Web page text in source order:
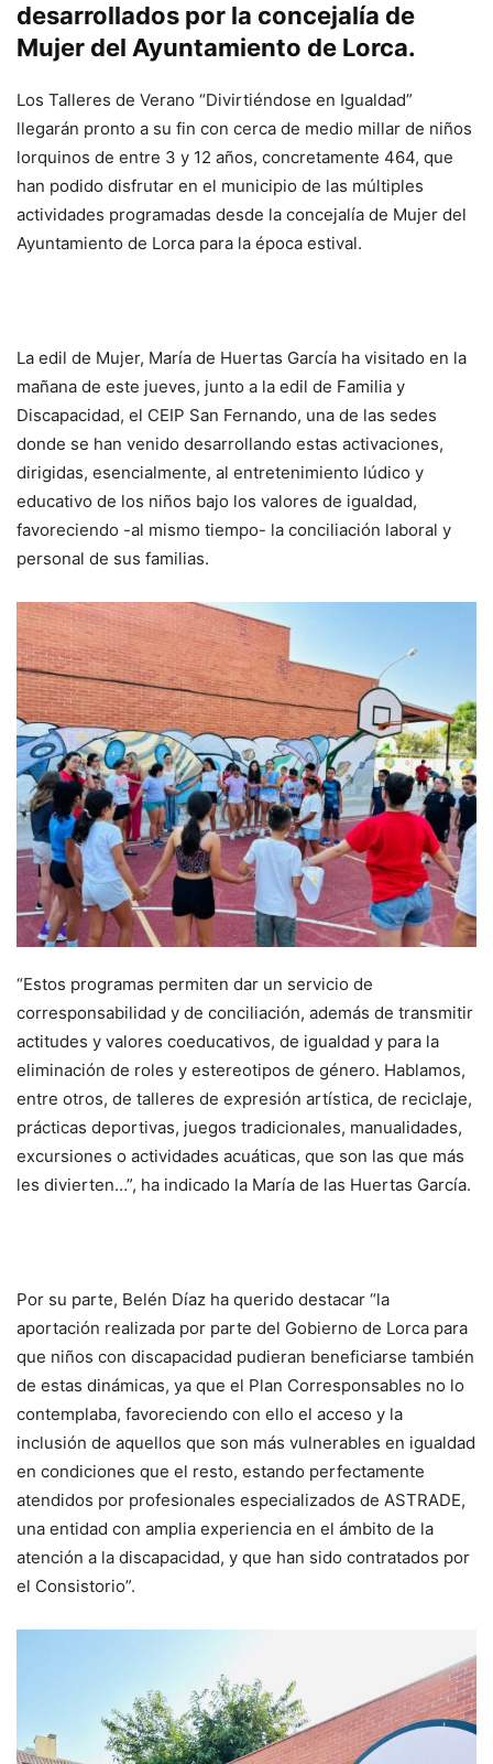
desarrollados por la concejalía de
Mujer del Ayuntamiento de Lorca.
Los Talleres de Verano “Divirtiéndose en Igualdad”
llegarán pronto a su fin con cerca de medio millar de niños
lorquinos de entre 3 y 12 años, concretamente 464, que
han podido disfrutar en el municipio de las múltiples
actividades programadas desde la concejalía de Mujer del
Ayuntamiento de Lorca para la época estival.
La edil de Mujer, María de Huertas García ha visitado en la
mañana de este jueves, junto a la edil de Familia y
Discapacidad, el CEIP San Fernando, una de las sedes
donde se han venido desarrollando estas activaciones,
dirigidas, esencialmente, al entretenimiento lúdico y
educativo de los niños bajo los valores de igualdad,
favoreciendo -al mismo tiempo- la conciliación laboral y
personal de sus familias.
“Estos programas permiten dar un servicio de
corresponsabilidad y de conciliación, además de transmitir
actitudes y valores coeducativos, de igualdad y para la
eliminación de roles y estereotipos de género. Hablamos,
entre otros, de talleres de expresión artística, de reciclaje,
prácticas deportivas, juegos tradicionales, manualidades,
excursiones o actividades acuáticas, que son las que más
les divierten…”, ha indicado la María de las Huertas García.
Por su parte, Belén Díaz ha querido destacar “la
aportación realizada por parte del Gobierno de Lorca para
que niños con discapacidad pudieran beneficiarse también
de estas dinámicas, ya que el Plan Corresponsables no lo
contemplaba, favoreciendo con ello el acceso y la
inclusión de aquellos que son más vulnerables en igualdad
en condiciones que el resto, estando perfectamente
atendidos por profesionales especializados de ASTRADE,
una entidad con amplia experiencia en el ámbito de la
atención a la discapacidad, y que han sido contratados por
el Consistorio”.